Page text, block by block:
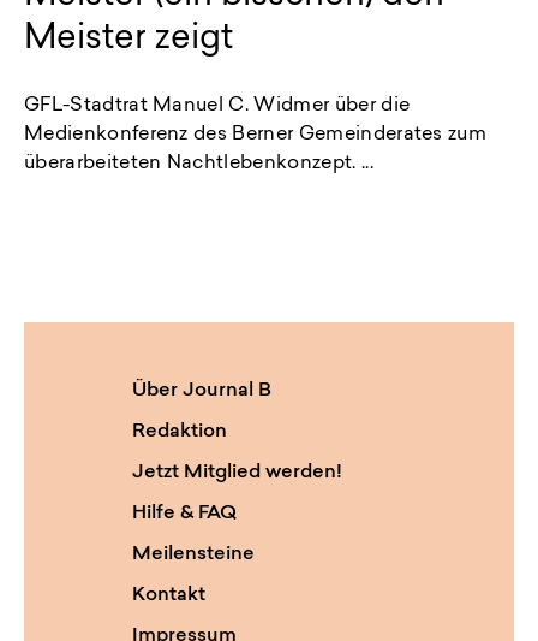
Meister zeigt
GFL-Stadtrat Manuel C. Widmer über die
Medienkonferenz des Berner Gemeinderates zum
überarbeiteten Nachtlebenkonzept. ...
Über Journal B
Redaktion
Jetzt Mitglied werden!
Hilfe & FAQ
Meilensteine
Kontakt
Impressum